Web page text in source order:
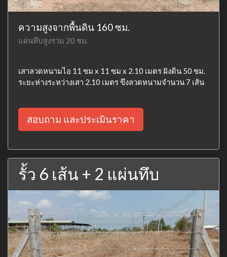
ความสูงจากพื้นดิน 160 ซม.
แผ่นทึบสูงรวม 20 ซม.
เสาลวดหนามไอ 11 ซม x 11 ซม x 2.10 เมตร ฝังดิน 50 ซม.
ระยะห่างระหว่างเสา 2.10 เมตร ขึงลวดหนามจำนวน 7 เส้น
สอบถาม และประเมินราคา
รั้ว 6 เส้น + 2 แผ่นทึบ